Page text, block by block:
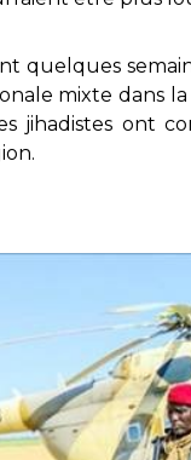
quelques
mixte dans
jihadistes ont